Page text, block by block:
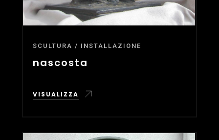
SCULTURA / INSTALLAZIONE
nascosta
VISUALIZZA